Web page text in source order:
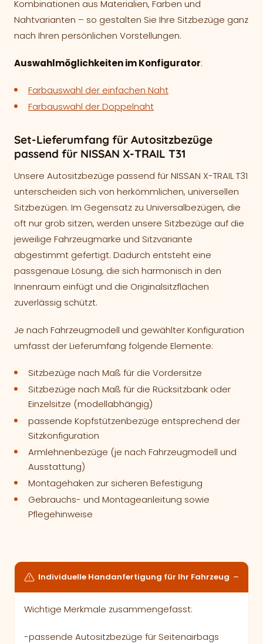
Kombinationen aus Materialien, Farben und
Nahtvarianten – so gestalten Sie Ihre Sitzbezüge ganz
nach Ihren persönlichen Vorstellungen.
Auswahlmöglichkeiten im Konfigurator:
Farbauswahl der einfachen Naht
Farbauswahl der Doppelnaht
Set-Lieferumfang für Autositzbezüge
passend für NISSAN X-TRAIL T31
Unsere Autositzbezüge passend für NISSAN X-TRAIL T31
unterscheiden sich von herkömmlichen, universellen
Sitzbezügen. Im Gegensatz zu Universalbezügen, die
oft nur grob sitzen, werden unsere Sitzbezüge auf die
jeweilige Fahrzeugmarke und Sitzvariante
abgestimmt gefertigt. Dadurch entsteht eine
passgenaue Lösung, die sich harmonisch in den
Innenraum einfügt und die Originalsitzflächen
zuverlässig schützt.
Je nach Fahrzeugmodell und gewählter Konfiguration
umfasst der Lieferumfang folgende Elemente:
Sitzbezüge nach Maß für die Vordersitze
Sitzbezüge nach Maß für die Rücksitzbank oder
Einzelsitze (modellabhängig)
passende Kopfstützenbezüge entsprechend der
Sitzkonfiguration
Armlehnenbezüge (je nach Fahrzeugmodell und
Ausstattung)
Montagehaken zur sicheren Befestigung
Gebrauchs- und Montageanleitung sowie
Pflegehinweise
Individuelle Handanfertigung für Ihr Fahrzeug
Wichtige Merkmale zusammengefasst:
-passende Autositzbezüge für Seitenairbags